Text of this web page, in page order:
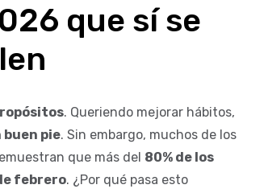
que sí se
. Queriendo mejorar hábitos,
buen pie. Sin embargo, muchos de los
que más del 80% de los
febrero. ¿Por qué pasa esto